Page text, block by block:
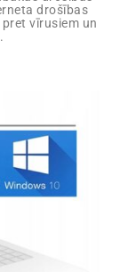
drošības
vīrusiem un